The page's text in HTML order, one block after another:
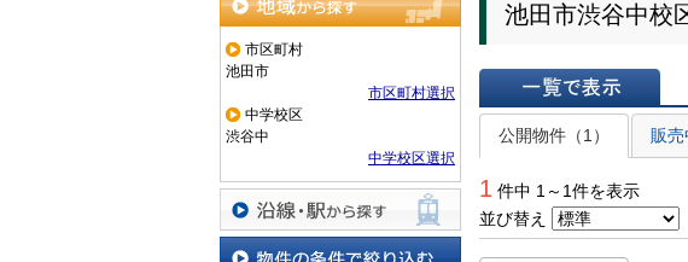
地域から探す
市区町村
池田市
市区町村選択
中学校区
渋谷中
中学校区選択
沿線・駅から探す
池田市渋谷中校
一覧で表示
公開物件（1）
販売
1 件中 1～1件を表示
並び替え